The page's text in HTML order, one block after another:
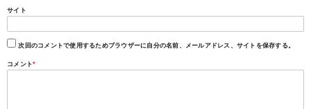
サイト
次回のコメントで使用するためブラウザーに自分の名前、メールアドレス、サイトを保存する。
コメント*